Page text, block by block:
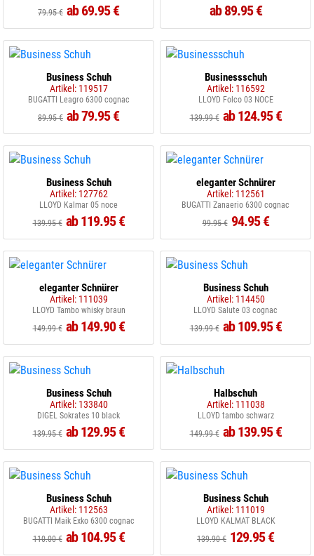
79.95 € ab 69.95 € ab 89.95 €
Business Schuh
Artikel: 119517
BUGATTI Leagro 6300 cognac
89.95 € ab 79.95 €
Businessschuh
Artikel: 116592
LLOYD Folco 03 NOCE
139.99 € ab 124.95 €
Business Schuh
Artikel: 127762
LLOYD Kalmar 05 noce
139.95 € ab 119.95 €
eleganter Schnürer
Artikel: 112561
BUGATTI Zanaerio 6300 cognac
99.95 € 94.95 €
eleganter Schnürer
Artikel: 111039
LLOYD Tambo whisky braun
149.99 € ab 149.90 €
Business Schuh
Artikel: 114450
LLOYD Salute 03 cognac
139.99 € ab 109.95 €
Business Schuh
Artikel: 133840
DIGEL Sokrates 10 black
139.95 € ab 129.95 €
Halbschuh
Artikel: 111038
LLOYD tambo schwarz
149.99 € ab 139.95 €
Business Schuh
Artikel: 112563
BUGATTI Maik Exko 6300 cognac
110.00 € ab 104.95 €
Business Schuh
Artikel: 111019
LLOYD KALMAT BLACK
139.90 € 129.95 €